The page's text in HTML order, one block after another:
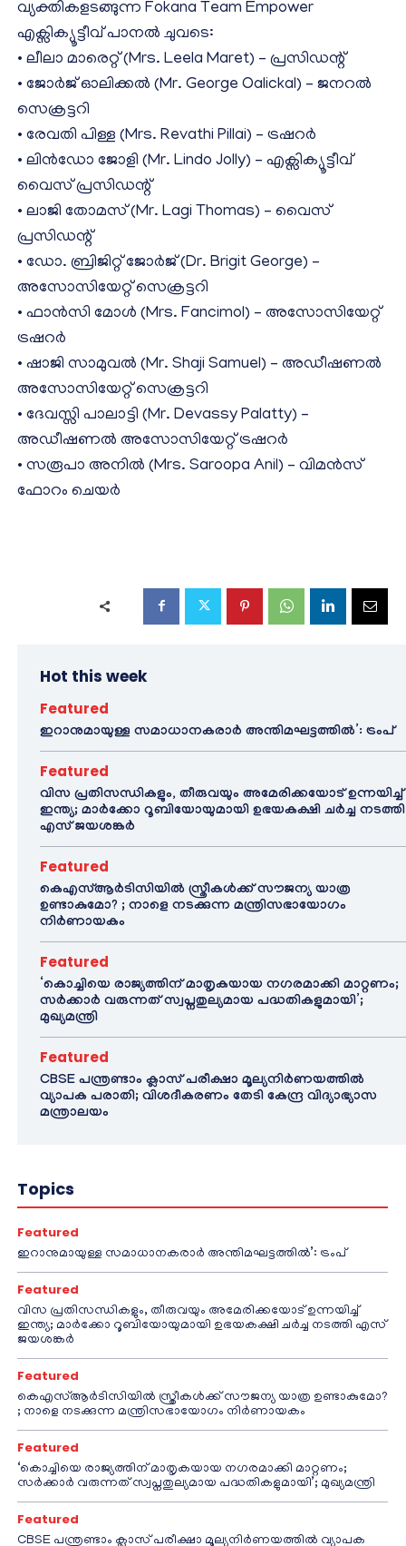
വ്യക്തികളടങ്ങുന്ന Fokana Team Empower
എക്സിക്യൂട്ടീവ് പാനൽ ചുവടെ:
• ലീലാ മാരെറ്റ് (Mrs. Leela Maret) – പ്രസിഡന്റ്
• ജോർജ് ഓലിക്കൽ (Mr. George Oalickal) – ജനറൽ
സെക്രട്ടറി
• രേവതി പിള്ള (Mrs. Revathi Pillai) – ട്രഷറർ
• ലിൻഡോ ജോളി (Mr. Lindo Jolly) – എക്സിക്യൂട്ടീവ്
വൈസ് പ്രസിഡന്റ്
• ലാജി തോമസ് (Mr. Lagi Thomas) – വൈസ്
പ്രസിഡന്റ്
• ഡോ. ബ്രിജിറ്റ് ജോർജ് (Dr. Brigit George) –
അസോസിയേറ്റ് സെക്രട്ടറി
• ഫാൻസി മോൾ (Mrs. Fancimol) – അസോസിയേറ്റ്
ട്രഷറർ
• ഷാജി സാമുവൽ (Mr. Shaji Samuel) – അഡീഷണൽ
അസോസിയേറ്റ് സെക്രട്ടറി
• ദേവസ്സി പാലാട്ടി (Mr. Devassy Palatty) –
അഡീഷണൽ അസോസിയേറ്റ് ട്രഷറർ
• സരൂപാ അനിൽ (Mrs. Saroopa Anil) – വിമൻസ്
ഫോറം ചെയർ
Hot this week
Featured
ഇറാനുമായുള്ള സമാധാനകരാർ അന്തിമഘട്ടത്തിൽ‌’: ട്രംപ്
Featured
വിസ പ്രതിസന്ധികളും, തീരുവയും അമേരിക്കയോട് ഉന്നയിച്ച്
ഇന്ത്യ; മാർക്കോ റൂബിയോയുമായി ഉഭയകക്ഷി ചർച്ച നടത്തി
എസ് ജയശങ്കർ
Featured
കെഎസ്ആർടിസിയിൽ സ്ത്രീകൾക്ക് സൗജന്യ യാത്ര
ഉണ്ടാകുമോ? ; നാളെ നടക്കുന്ന മന്ത്രിസഭായോഗം
നിർണായകം
Featured
‘കൊച്ചിയെ രാജ്യത്തിന് മാതൃകയായ നഗരമാക്കി മാറ്റണം;
സർക്കാർ വരുന്നത് സ്വപ്നതുല്യമായ പദ്ധതികളുമായി’;
മുഖ്യമന്ത്രി
Featured
CBSE പന്ത്രണ്ടാം ക്ലാസ് പരീക്ഷാ മൂല്യനിർണയത്തിൽ
വ്യാപക പരാതി; വിശദീകരണം തേടി കേന്ദ്ര വിദ്യാഭ്യാസ
മന്ത്രാലയം
Topics
Featured
ഇറാനുമായുള്ള സമാധാനകരാർ അന്തിമഘട്ടത്തിൽ‌’: ട്രംപ്
Featured
വിസ പ്രതിസന്ധികളും, തീരുവയും അമേരിക്കയോട് ഉന്നയിച്ച്
ഇന്ത്യ; മാർക്കോ റൂബിയോയുമായി ഉഭയകക്ഷി ചർച്ച നടത്തി എസ്
ജയശങ്കർ
Featured
കെഎസ്ആർടിസിയിൽ സ്ത്രീകൾക്ക് സൗജന്യ യാത്ര ഉണ്ടാകുമോ?
; നാളെ നടക്കുന്ന മന്ത്രിസഭായോഗം നിർണായകം
Featured
‘കൊച്ചിയെ രാജ്യത്തിന് മാതൃകയായ നഗരമാക്കി മാറ്റണം;
സർക്കാർ വരുന്നത് സ്വപ്നതുല്യമായ പദ്ധതികളുമായി’; മുഖ്യമന്ത്രി
Featured
CBSE പന്ത്രണ്ടാം ക്ലാസ് പരീക്ഷാ മൂല്യനിർണയത്തിൽ വ്യാപക